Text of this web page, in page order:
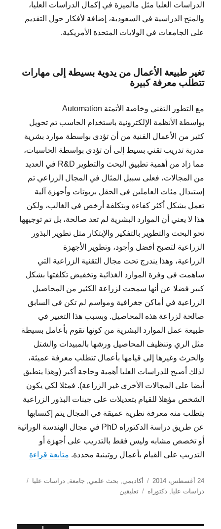
الدراسات العليا مثل مالميزة في إكمال الدراسات العليا،
والمنح الدراسية في السعودية، إضافة لأفكار حول التقديم
على الجامعات في الولايات المتحدة الأمريكية.
تغير طبيعة الأعمال من يدوية بسيطة إلى مهارات
تتطلب معرفة كبيرة
مع التطور التقني وخاصة الأتمتة Automation
بواسطة الأنظمة الإلكترونية باستخدام الحاسب تم تحويل
كثير من الأعمال الفنية من أن تؤدى بواسطة موارد بشرية
مدربة تدريب تقني بسيط إلى أن تؤدى بواسطة الحاسبات،
مما زاد من أهمية تطبيق البحث والتطوير R&D في العديد
من المجالات، فعلى سبيل المثال في المجال الزراعي تم
إستبدال مئات العاملين في الحقل بربوتات وأجهزة آلية
تعمل بشكل أكثر كفاءة وبتكلفة أرخص في الغالب، ولكن
هذا لا يعني أن الموارد البشرية لم تعد صالحة، بل تم توجيهها
نحو البحث والتطوير بالتفكير والإبتكار مثل تطوير البذور
الزراعية لتصبح أفضل وأجود، وتطوير الأجهزة
الزراعية، وهذا يندرج تحت مجال التقنية الزراعية التي
ساهمت في وفرة الموارد الغذائية وتخفيض تكلفتها بشكل
كبير فضلا عن أنها سمحت لزراعة الكثير من المحاصيل
الزراعية في أماكن جغرافية ومواسم لم تكن في السابق
صالحة لزراعة هذه المحاصيل. وبسبب هذا التغيير في
طبيعة عمل الموارد البشرية من كونها تقوم بأعامل بسيطة
مثل الري وتنظيف المحاصيل ورشها بالمبيدات والشتل
والحرث وغيرها إلى قيامها بأعمال تتطلب معرفة عميثة،
لذلك أصبح للدراسات العليا أهمية وحاجة أكبر (وهذا ينطبق
أيضا على المجالات الأخرى غير الزراعة). فمثلا لكي يكون
الشخص مؤهلا للقيام بتعديلات على جينات البذور الزراعية
يتطلب منه معرفة نظرية عميقة في المجال يتم إكتسابها
عن طريق دراسة الدكتوراه PhD في مجال الهندسة الوراثية
أو تخصص مشابه وليس فقط بالتدريب على أجهزة أو
التدريب على القيام بأعمال روتينية محددة. متابعة قراءة
نُشرت
في
24 أغسطس، 2014 التصنيفات
أكاديمي, بحث علمي, جامعة, دراسات عليا
دراسات عليا, دكتوراه تعليقين